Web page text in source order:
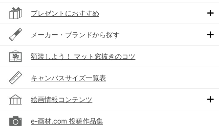
プレゼントにおすすめ
メーカー・ブランドから探す
額装しよう！ マット窓抜きのコツ
キャンバスサイズ一覧表
絵画情報コンテンツ
e-画材.com 投稿作品集